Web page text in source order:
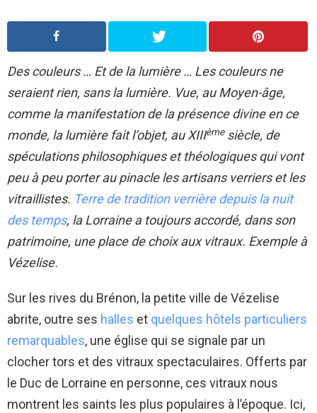
Des couleurs … Et de la lumière … Les couleurs ne
seraient rien, sans la lumière. Vue, au Moyen-âge,
comme la manifestation de la présence divine en ce
monde, la lumière fait l’objet, au XIIIèmesiècle, de
spéculations philosophiques et théologiques qui vont
peu à peu porter au pinacle les artisans verriers et les
vitraillistes. Terre de tradition verrière depuis la nuit
des temps, la Lorraine a toujours accordé, dans son
patrimoine, une place de choix aux vitraux. Exemple à
Vézelise.
Sur les rives du Brénon, la petite ville de Vézelise
abrite, outre ses halles et quelques hôtels particuliers
remarquables, une église qui se signale par un
clocher tors et des vitraux spectaculaires. Offerts par
le Duc de Lorraine en personne, ces vitraux nous
montrent les saints les plus populaires à l’époque. Ici,